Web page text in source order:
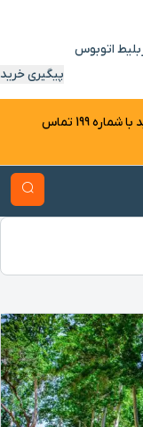
بلیط اتوبوس
پیگیری خرید
جهت اطلاع از آخرین وضعیت پرواز‌ها می‌توانید با شماره 199 تماس